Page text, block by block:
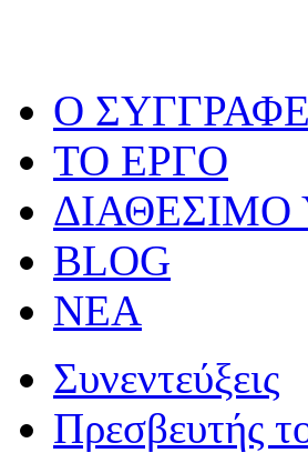
O
ΤΟ ΕΡΓΟ
ΔΙΑΘΕΣΙΜΟ
BLOG
ΝΕΑ
Συνεντεύξεις
Πρεσβευτής